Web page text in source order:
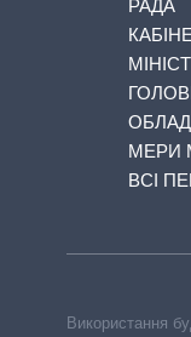
РАДА
МЕРИ
ВСІ
Використання